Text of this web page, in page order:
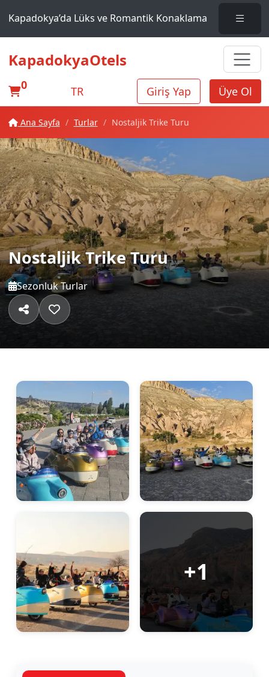
Kapadokya’da Lüks ve Romantik Konaklama
KapadokyaOtels
0 TR Giriş Yap Üye Ol
Ana Sayfa Turlar Nostaljik Trike Turu
Nostaljik Trike Turu
Sezonluk Turlar
+1